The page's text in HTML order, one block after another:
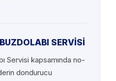
SERVİSİ
Servisi kapsamında no-
dondurucu